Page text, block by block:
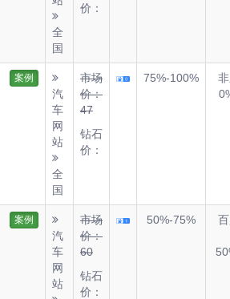
全
国
价：
案例
汽
车
网
站
全
国
市场
价：
47
钻石
价：
75%-100%
案例
汽
车
网
站
市场
价：
60
钻石
价：
50%-75%